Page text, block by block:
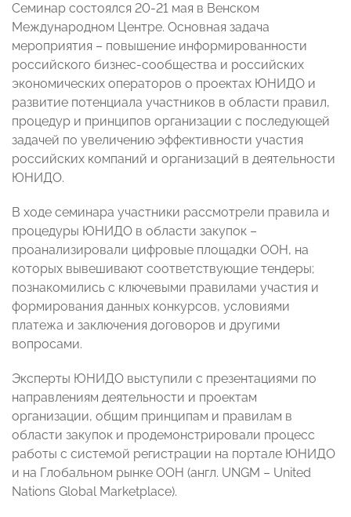
Семинар состоялся 20-21 мая в Венском
Международном Центре. Основная задача
мероприятия – повышение информированности
российского бизнес-сообщества и российских
экономических операторов о проектах ЮНИДО и
развитие потенциала участников в области правил,
процедур и принципов организации с последующей
задачей по увеличению эффективности участия
российских компаний и организаций в деятельности
ЮНИДО.
В ходе семинара участники рассмотрели правила и
процедуры ЮНИДО в области закупок –
проанализировали цифровые площадки ООН, на
которых вывешивают соответствующие тендеры;
познакомились с ключевыми правилами участия и
формирования данных конкурсов, условиями
платежа и заключения договоров и другими
вопросами.
Эксперты ЮНИДО выступили с презентациями по
направлениям деятельности и проектам
организации, общим принципам и правилам в
области закупок и продемонстрировали процесс
работы с системой регистрации на портале ЮНИДО
и на Глобальном рынке ООН (англ. UNGM – United
Nations Global Marketplace).